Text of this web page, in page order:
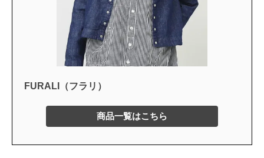
FURALI（フラリ）
商品一覧はこちら